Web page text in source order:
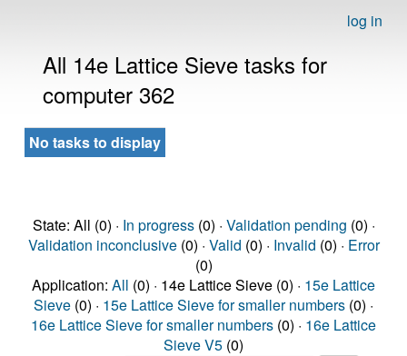
log in
All 14e Lattice Sieve tasks for
computer 362
No tasks to display
State: All (0) · In progress(0) · Validation pending (0) ·
Validation inconclusive(0) · Valid (0) · Invalid (0) · Error
(0)
Application: All (0) · 14e Lattice Sieve (0) · 15e Lattice
Sieve (0) · 15e Lattice Sieve for smaller numbers (0) ·
16e Lattice Sieve for smaller numbers (0) · 16e Lattice
Sieve V5 (0)